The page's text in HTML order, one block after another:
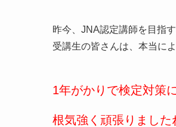
昨今、JNA認定講師を目指
受講生の皆さんは、本当に
1年がかりで検定対策
根気強く頑張りました